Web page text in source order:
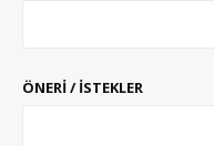
ÖNERİ / İSTEKLER